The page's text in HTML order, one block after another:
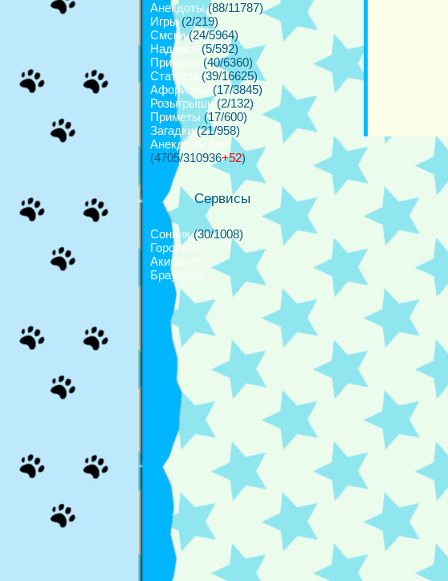
Анекдоты(88/11787)
Игры(2/219)
Смски(24/5964)
Надписи
(5/592)
Приколы
(40/6360)
Cтатусы
(39/16625)
Афоризмы
(17/3845)
Розыгрыши(2/132)
Приметы (17/600)
Загадки(21/958)
Анекдоты дня
(4705/310936+52)
Сервисы
Сонник(30/1008)
Гороскоп
Акинатор
Браузеры